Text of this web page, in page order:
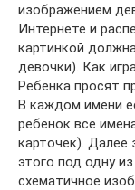
изображением
Интернете и
картинкой
девочки). Как
Ребенка просят
В каждом имени
ребенок все
карточек). Далее
этого под одну
схематичное